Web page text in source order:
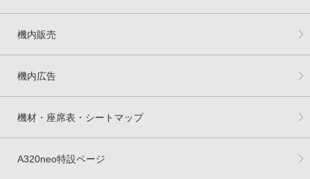
機内販売
機内広告
機材・座席表・シートマップ
A320neo特設ページ